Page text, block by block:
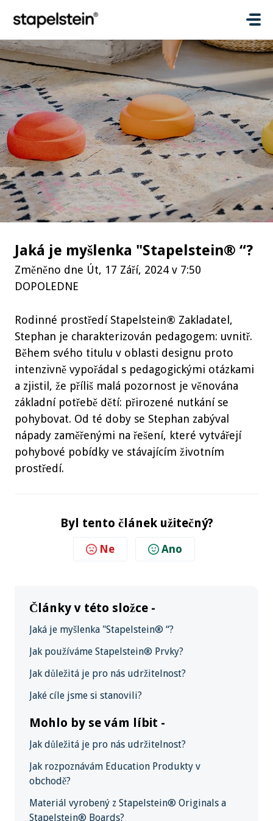
Jaká je myšlenka "Stapelstein® “?
Změněno dne Út, 17 Září, 2024 v 7:50
DOPOLEDNE
Rodinné prostředí Stapelstein® Zakladatel,
Stephan je charakterizován pedagogem: uvnitř.
Během svého titulu v oblasti designu proto
intenzivně vypořádal s pedagogickými otázkami
a zjistil, že příliš malá pozornost je věnována
základní potřebě dětí: přirozené nutkání se
pohybovat. Od té doby se Stephan zabýval
nápady zaměřenými na řešení, které vytvářejí
pohybové pobídky ve stávajícím životním
prostředí.
Byl tento článek užitečný?
Ne Ano
Články v této složce -
Jaká je myšlenka "Stapelstein® “?
Jak používáme Stapelstein® Prvky?
Jak důležitá je pro nás udržitelnost?
Jaké cíle jsme si stanovili?
Mohlo by se vám líbit -
Jak důležitá je pro nás udržitelnost?
Jak rozpoznávám Education Produkty v
obchodě?
Materiál vyrobený z Stapelstein® Originals a
Stapelstein® Boards?